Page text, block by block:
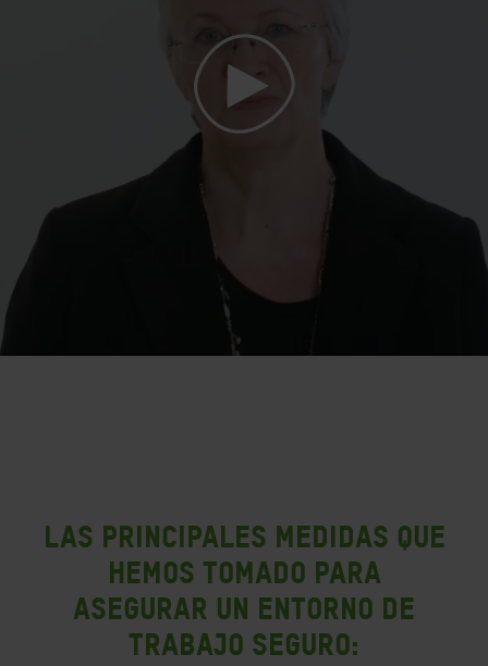
Las principales medidas que
hemos tomado para
asegurar un entorno de
trabajo seguro: